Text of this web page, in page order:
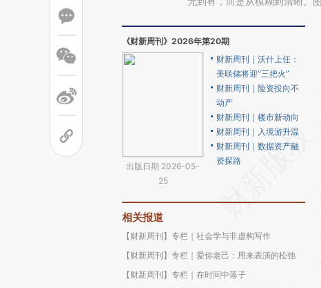
《财新周刊》2026年第20期
出版日期 2026-05-
25
财新周刊｜沃什上任：
美联储将迎“三把火”
财新周刊｜险资投向不
动产
财新周刊｜楼市新动向
财新周刊｜入境游升温
财新周刊｜数据资产融
资探路
相关报道
【财新周刊】专栏｜社会学与非虚构写作
【财新周刊】专栏｜爱你老己：用来表演的松弛
【财新周刊】专栏｜在时间中落子